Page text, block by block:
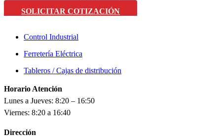
SOLICITAR COTIZACIÓN
Control Industrial
Ferretería Eléctrica
Tableros / Cajas de distribución
Horario Atención
Lunes a Jueves: 8:20 – 16:50
Viernes: 8:20 a 16:40
Dirección